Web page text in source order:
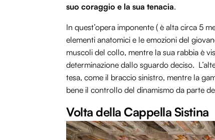
suo coraggio e la sua tenacia.
In quest’opera imponente ( è alta circa 5
elementi anatomici e le emozioni del
muscoli del collo, mentre la sua rabbia è
determinazione dallo sguardo deciso.
tesa, come il braccio sinistro, mentre la
bene il controllo del dinamismo da parte
Volta della Cappella Sistina